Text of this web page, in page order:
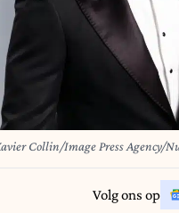
Collin/Image Press Agency/
Volg ons op